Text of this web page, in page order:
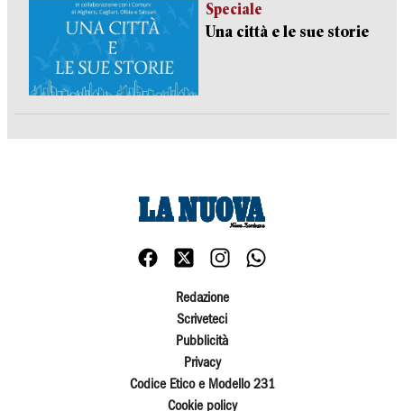
Speciale
Una città e le sue storie
Redazione
Scriveteci
Pubblicità
Privacy
Codice Etico e Modello 231
Cookie policy